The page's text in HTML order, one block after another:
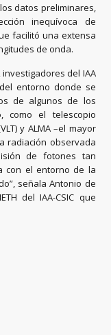
datos preliminares,
inequívoca de
facilitó una extensa
de onda.
del IAA
entorno donde se
de algunos de los
como el telescopio
y ALMA –el mayor
radiación observada
de fotones tan
con el entorno de la
señala Antonio de
del IAA-CSIC que